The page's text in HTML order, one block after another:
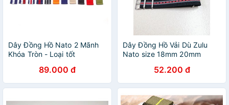
Dây Đồng Hồ Nato 2 Mãnh
Khóa Tròn - Loại tốt
89.000 đ
Dây Đồng Hồ Vải Dù Zulu
Nato size 18mm 20mm
52.200 đ